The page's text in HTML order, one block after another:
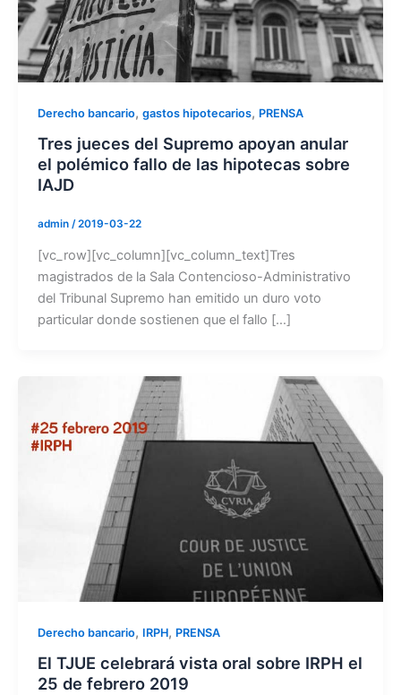
Derecho bancario, gastos hipotecarios, PRENSA
Tres jueces del Supremo apoyan anular
el polémico fallo de las hipotecas sobre
IAJD
admin /2019-03-22
[vc_row][vc_column][vc_column_text]Tres
magistrados de la Sala Contencioso-Administrativo
del Tribunal Supremo han emitido un duro voto
particular donde sostienen que el fallo […]
Derecho bancario, IRPH, PRENSA
El TJUE celebrará vista oral sobre IRPH el
25 de febrero 2019